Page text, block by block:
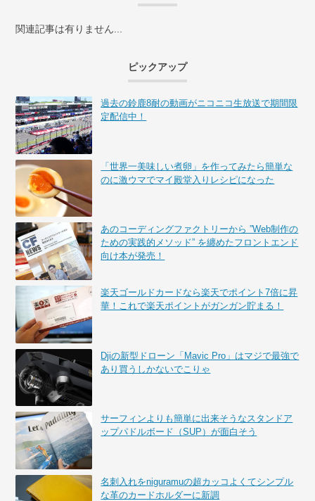
関連記事は有りません...
ピックアップ
過去の鈴鹿8耐の動画がニコニコ生放送で期間限
定配信中！
「世界一美味しい煮卵」を作ってみたら簡単な
のに激ウマでマイ殿堂入りレシピになった
あのコーディングファクトリーから ”Web制作の
ための実践的メソッド” を纏めたフロントエンド
向け本が発売！
楽天ゴールドカードなら楽天でポイント7倍に昇
華！これで楽天ポイントがガンガン貯まる！
Djiの新型ドローン「Mavic Pro」はマジで最強で
あり買うしかないでこりゃ
サーフィンよりも簡単に出来そうなスタンドア
ップパドルボード（SUP）が面白そう
名刺入れをniguramuの超カッコよくてシンプル
な革のカードホルダーに新調